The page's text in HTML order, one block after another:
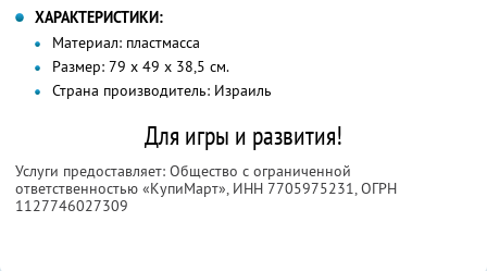
ХАРАКТЕРИСТИКИ:
Материал: пластмасса
Размер: 79 х 49 х 38,5 см.
Страна производитель: Израиль
Для игры и развития!
Услуги предоставляет: Общество с ограниченной
ответственностью «КупиМарт», ИНН 7705975231, ОГРН
1127746027309